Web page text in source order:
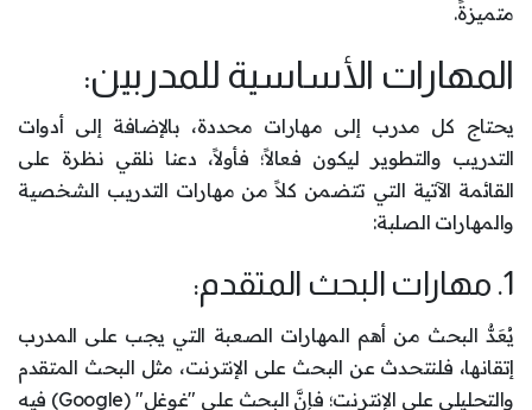
متميزةً.
المهارات الأساسية للمدربين:
يحتاج كل مدرب إلى مهارات محددة، بالإضافة إلى أدوات
التدريب والتطوير ليكون فعالاً؛ فأولاً، دعنا نلقي نظرة على
القائمة الآتية التي تتضمن كلاً من مهارات التدريب الشخصية
والمهارات الصلبة:
1. مهارات البحث المتقدم:
يُعَدُّ البحث من أهم المهارات الصعبة التي يجب على المدرب
إتقانها، فلنتحدث عن البحث على الإنترنت، مثل البحث المتقدم
والتحليلي على الإنترنت؛ فإنَّ البحث على "غوغل" (Google) فيه